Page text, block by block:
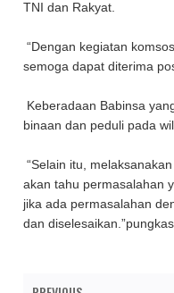
TNI dan Rakyat.
“Dengan kegiatan
semoga dapat diterima
Keberadaan Babinsa
binaan dan peduli pada
“Selain itu,
akan tahu permasalahan
jika ada permasalahan
dan